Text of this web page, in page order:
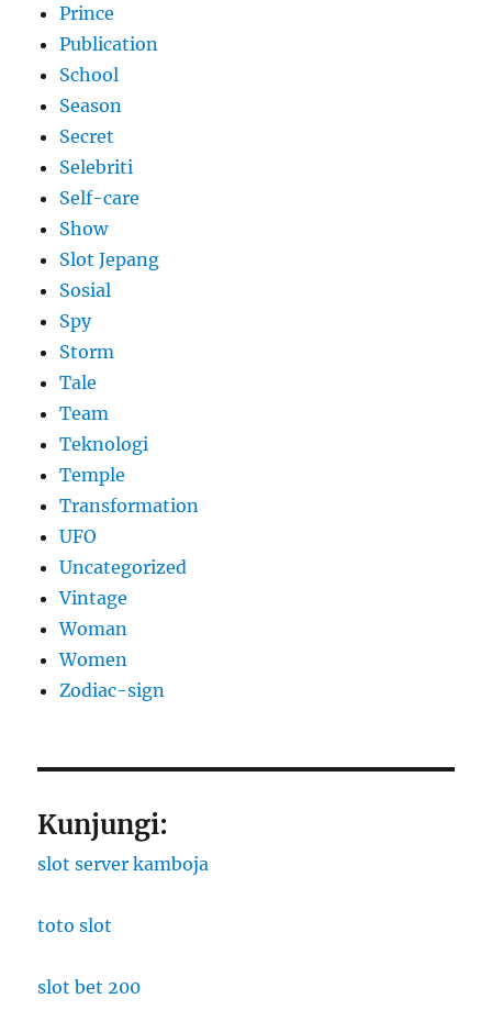
Prince
Publication
School
Season
Secret
Selebriti
Self-care
Show
Slot Jepang
Sosial
Spy
Storm
Tale
Team
Teknologi
Temple
Transformation
UFO
Uncategorized
Vintage
Woman
Women
Zodiac-sign
Kunjungi:
slot server kamboja
toto slot
slot bet 200